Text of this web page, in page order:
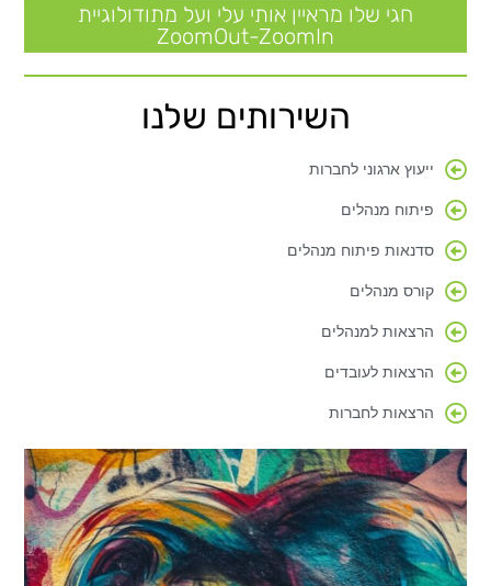
חגי שלו מראיין אותי עלי ועל מתודולוגיית
ZoomOut-ZoomIn
השירותים שלנו
ייעוץ ארגוני לחברות
פיתוח מנהלים
סדנאות פיתוח מנהלים
קורס מנהלים
הרצאות למנהלים
הרצאות לעובדים
הרצאות לחברות